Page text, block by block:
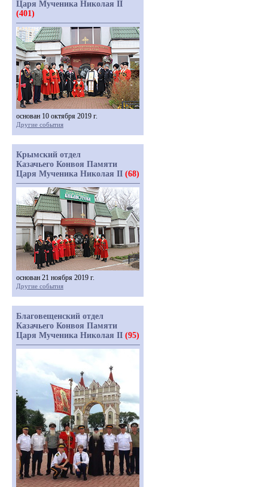
Царя Мученика Николая II
(401)
основан 10 октября 2019 г.
Другие события
Крымский отдел
Казачьего Конвоя Памяти
Царя Мученика Николая II (68)
основан 21 ноября 2019 г.
Другие события
Благовещенский отдел
Казачьего Конвоя Памяти
Царя Мученика Николая II (95)